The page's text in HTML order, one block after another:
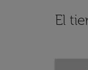
El